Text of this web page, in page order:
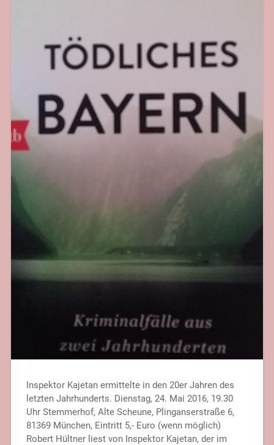
Inspektor Kajetan ermittelte in den 20er Jahren des
letzten Jahrhunderts. Dienstag, 24. Mai 2016, 19.30
Uhr Stemmerhof, Alte Scheune, Plinganserstraße 6,
81369 München, Eintritt 5,- Euro (wenn möglich)
Robert Hültner liest von Inspektor Kajetan, der im